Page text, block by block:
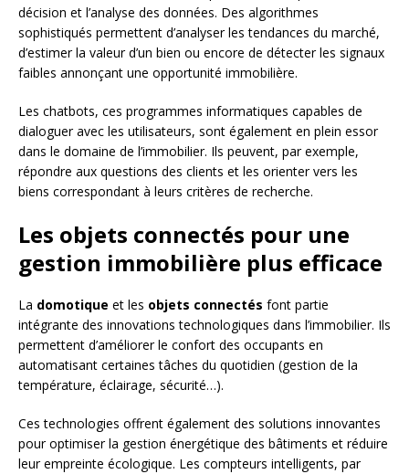
décision et l’analyse des données. Des algorithmes
sophistiqués permettent d’analyser les tendances du marché,
d’estimer la valeur d’un bien ou encore de détecter les signaux
faibles annonçant une opportunité immobilière.
Les chatbots, ces programmes informatiques capables de
dialoguer avec les utilisateurs, sont également en plein essor
dans le domaine de l’immobilier. Ils peuvent, par exemple,
répondre aux questions des clients et les orienter vers les
biens correspondant à leurs critères de recherche.
Les objets connectés pour une
gestion immobilière plus efficace
La domotique et les objets connectés font partie
intégrante des innovations technologiques dans l’immobilier. Ils
permettent d’améliorer le confort des occupants en
automatisant certaines tâches du quotidien (gestion de la
température, éclairage, sécurité…).
Ces technologies offrent également des solutions innovantes
pour optimiser la gestion énergétique des bâtiments et réduire
leur empreinte écologique. Les compteurs intelligents, par